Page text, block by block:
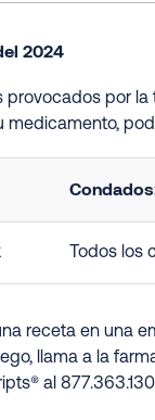
2024
provocados por
medicamento,
Todos los
receta en una
llama a la
al